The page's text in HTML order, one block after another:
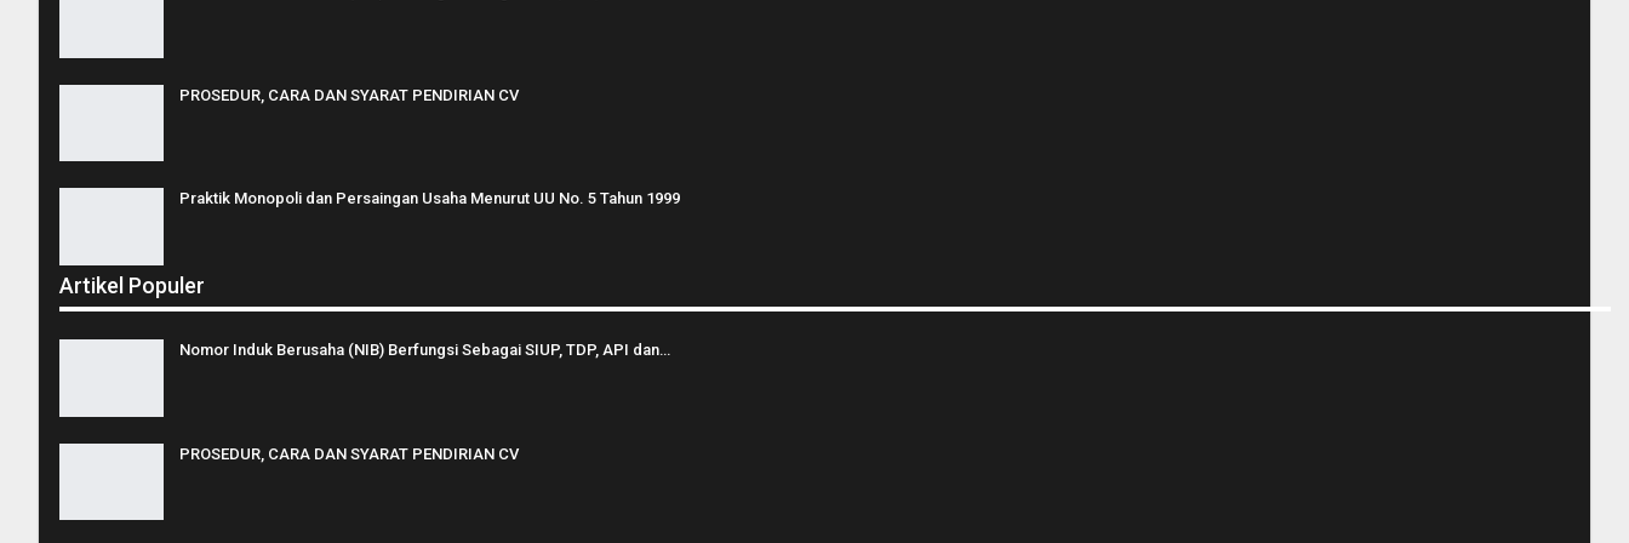
PROSEDUR, CARA DAN SYARAT PENDIRIAN CV
Praktik Monopoli dan Persaingan Usaha Menurut UU No. 5 Tahun 1999
Artikel Populer
Nomor Induk Berusaha (NIB) Berfungsi Sebagai SIUP, TDP, API dan…
PROSEDUR, CARA DAN SYARAT PENDIRIAN CV